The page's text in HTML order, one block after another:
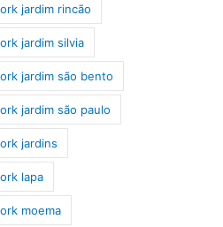
jardim rincão
jardim silvia
jardim são bento
jardim são paulo
jardins
lapa
moema